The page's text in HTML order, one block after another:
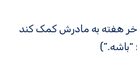
هفته به مادرش کمک کند
“باشه.”)